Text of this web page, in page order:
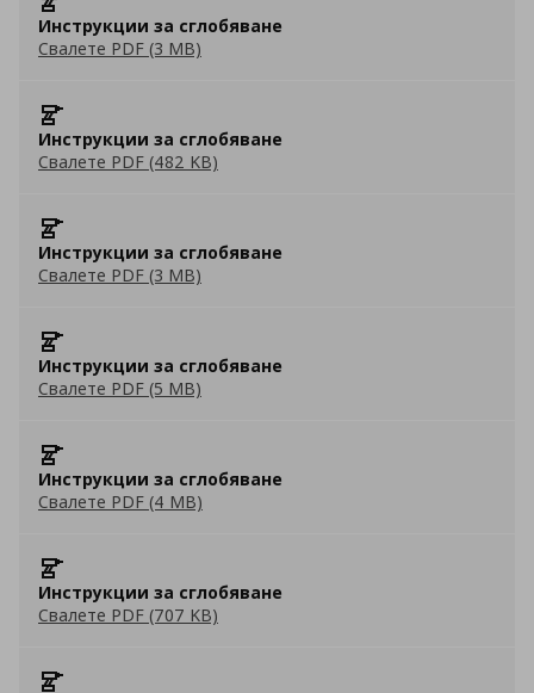
Инструкции за сглобяване
Свалете PDF (3 MB)
Инструкции за сглобяване
Свалете PDF (482 KB)
Инструкции за сглобяване
Свалете PDF (3 MB)
Инструкции за сглобяване
Свалете PDF (5 MB)
Инструкции за сглобяване
Свалете PDF (4 MB)
Инструкции за сглобяване
Свалете PDF (707 KB)